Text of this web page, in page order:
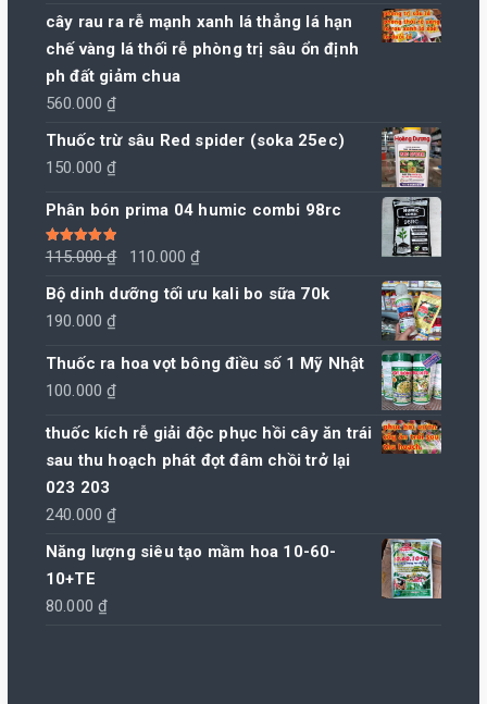
giá:
từ
cây rau ra rễ mạnh xanh lá thẳng lá hạn
chế vàng lá thối rễ phòng trị sâu ổn định
ph đất giảm chua
560.000₫
Thuốc trừ sâu Red spider (soka 25ec)
150.000₫
Phân bón prima 04 humic combi 98rc
Được xếp
hạng 5.00 5
115.000₫
Giá
gốc
110.000₫
hiện
110.000 ₫.
Bộ dinh dưỡng tối ưu kali bo sữa 70k
190.000₫
Thuốc ra hoa vọt bông điều số 1 Mỹ Nhật
100.000₫
thuốc kích rễ giải độc phục hồi cây ăn trái
sau thu hoạch phát đọt đâm chồi trở lại
023 203
240.000₫
Năng lượng siêu tạo mầm hoa 10-60-
10+TE
80.000₫